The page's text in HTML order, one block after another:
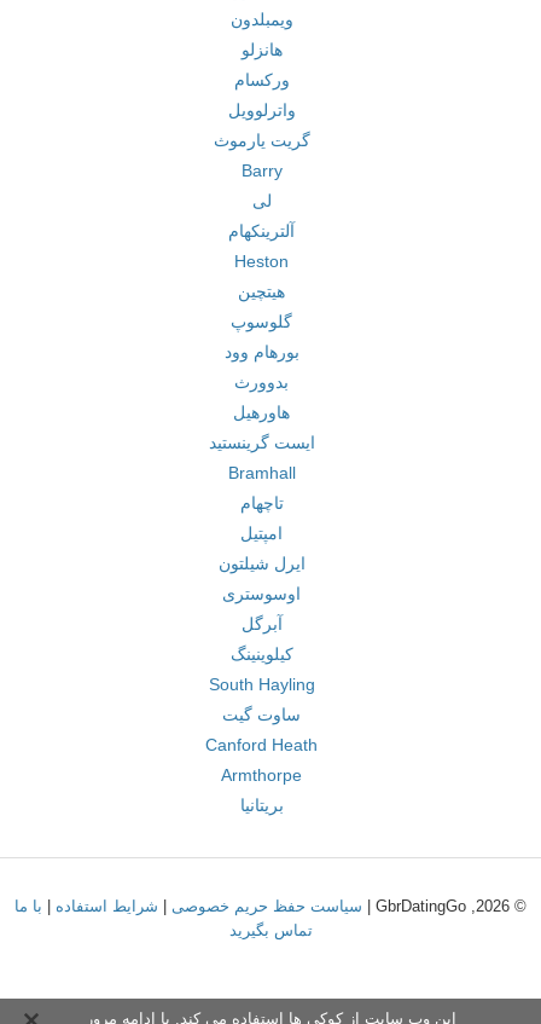
ویمبلدون
هانزلو
ورکسام
واترلوویل
گریت یارموث
Barry
لی
آلترینکهام
Heston
هیتچین
گلوسوپ
بورهام وود
بدوورث
هاورهیل
ایست گرینستید
Bramhall
تاچهام
امپتیل
ایرل شیلتون
اوسوستری
آبرگل
کیلوینینگ
South Hayling
ساوت گیت
Canford Heath
Armthorpe
بریتانیا
© 2026, GbrDatingGo | سیاست حفظ حریم خصوصی شرایط استفاده
با ما
تماس بگیرید
این وب سایت از کوکی ها استفاده می کند. با ادامه مرور